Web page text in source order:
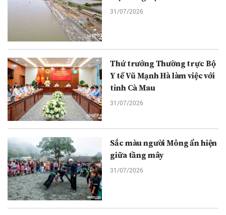
31/07/2026
Thứ trưởng Thường trực Bộ
Y tế Vũ Mạnh Hà làm việc với
tỉnh Cà Mau
31/07/2026
Sắc màu người Mông ẩn hiện
giữa tầng mây
31/07/2026